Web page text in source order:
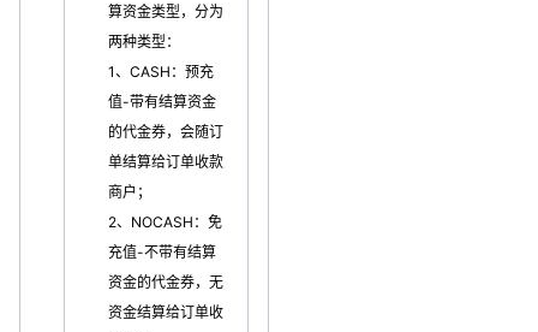
算资金类型，分为
两种类型：
1、CASH：预充
值-带有结算资金
的代金券，会随订
单结算给订单收款
商户；
2、NOCASH：免
充值-不带有结算
资金的代金券，无
资金结算给订单收